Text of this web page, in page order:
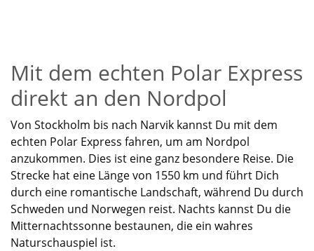
Mit dem echten Polar Express
direkt an den Nordpol
Von Stockholm bis nach Narvik kannst Du mit dem
echten Polar Express fahren, um am Nordpol
anzukommen. Dies ist eine ganz besondere Reise. Die
Strecke hat eine Länge von 1550 km und führt Dich
durch eine romantische Landschaft, während Du durch
Schweden und Norwegen reist. Nachts kannst Du die
Mitternachtssonne bestaunen, die ein wahres
Naturschauspiel ist.